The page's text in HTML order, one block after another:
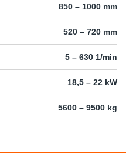
850 – 1000 mm
520 – 720 mm
5 – 630 1/min
18,5 – 22 kW
5600 – 9500 kg